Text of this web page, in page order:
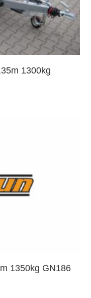
1300kg
1350kg GN186